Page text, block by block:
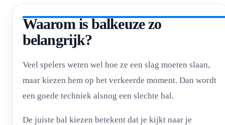
Waarom is balkeuze zo
belangrijk?
Veel spelers weten wel hoe ze een slag moeten slaan,
maar kiezen hem op het verkeerde moment. Dan wordt
een goede techniek alsnog een slechte bal.
De juiste bal kiezen betekent dat je kijkt naar je